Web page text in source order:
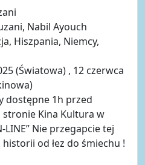
Nabil Ayouch
Hiszpania, Niemcy,
(Światowa) , 12 czerwca
dostępne 1h przed
Kina Kultura w
LINE” Nie przegapcie tej
od łez do śmiechu !